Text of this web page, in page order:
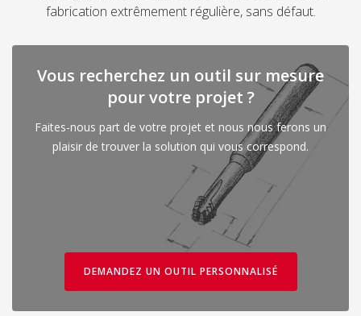
fabrication extrêmement régulière, sans défaut.
Vous recherchez un outil sur mesure
pour votre projet ?
Faites-nous part de votre projet et nous nous ferons un
plaisir de trouver la solution qui vous correspond.
DEMANDEZ UN OUTIL PERSONNALISÉ